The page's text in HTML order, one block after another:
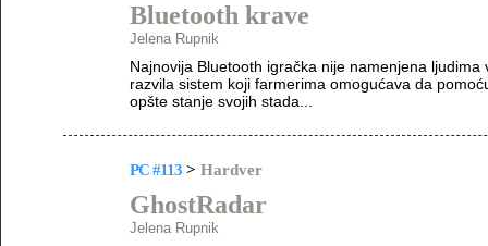
Bluetooth krave
Jelena Rupnik
Najnovija Bluetooth igračka nije namenjena
razvila sistem koji farmerima omogućava da
opšte stanje svojih stada...
PC #113 > Hardver
GhostRadar
Jelena Rupnik